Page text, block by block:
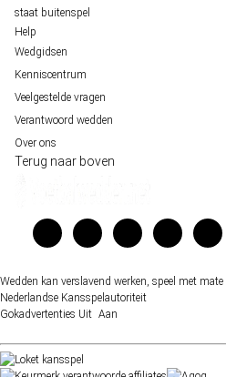
staat buitenspel
Help
Wedgidsen
Kenniscentrum
Veelgestelde vragen
Verantwoord wedden
Over ons
Terug naar boven
Wedden kan verslavend werken, speel met mate |
Nederlandse Kansspelautoriteit
Gokadvertenties Uit Aan